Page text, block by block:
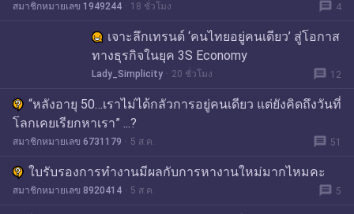
สมาชิกหมายเลข 1949244 18 ชั่วโมง message 4
เจาะลึกเทรนด์ ‘คนไทยอยู่คนเดียว’ สู่โอกาส
ทางธุรกิจในยุค 3S Economy
Lady_Simplicity 20 ชั่วโมง message 12
“หลังอายุ 50…เราไม่ได้กลัวการอยู่คนเดียว แต่ยังคิดถึงวันที่
โลกเคยเรียกหาเรา” ...?
สมาชิกหมายเลข 6731179 5 ส.ค. message 51
ใบรับรองการทำงานมีผลกับการหางานใหม่มากไหมคะ
สมาชิกหมายเลข 8920414 5 ส.ค. message 5